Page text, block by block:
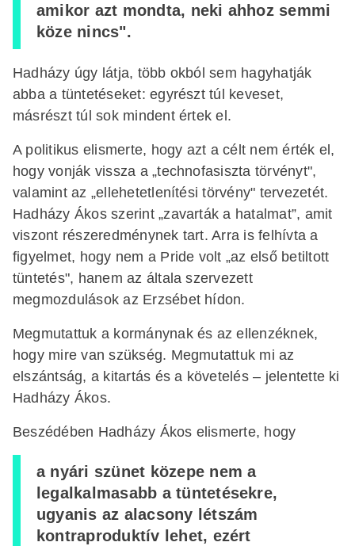
amikor azt mondta, neki ahhoz semmi
köze nincs".
Hadházy úgy látja, több okból sem hagyhatják
abba a tüntetéseket: egyrészt túl keveset,
másrészt túl sok mindent értek el.
A politikus elismerte, hogy azt a célt nem érték el,
hogy vonják vissza a „technofasiszta törvényt",
valamint az „ellehetetlenítési törvény" tervezetét.
Hadházy Ákos szerint „zavarták a hatalmat”, amit
viszont részeredménynek tart. Arra is felhívta a
figyelmet, hogy nem a Pride volt „az első betiltott
tüntetés", hanem az általa szervezett
megmozdulások az Erzsébet hídon.
Megmutattuk a kormánynak és az ellenzéknek,
hogy mire van szükség. Megmutattuk mi az
elszántság, a kitartás és a követelés – jelentette ki
Hadházy Ákos.
Beszédében Hadházy Ákos elismerte, hogy
a nyári szünet közepe nem a
legalkalmasabb a tüntetésekre,
ugyanis az alacsony létszám
kontraproduktív lehet, ezért